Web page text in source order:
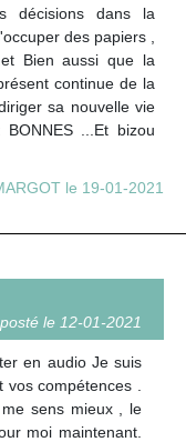
décisions dans la
des papiers ,
Bien aussi que la
continue de la
sa nouvelle vie
...Et bizou
le 19-01-2021
posté le 12-01-2021
en audio Je suis
compétences .
sens mieux , le
moi maintenant.